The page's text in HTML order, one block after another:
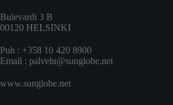
Bulevardi 3 B
00120 HELSINKI
Puh : +358 10 420 8900
Email : palvelu@sunglobe.net
www.sunglobe.net